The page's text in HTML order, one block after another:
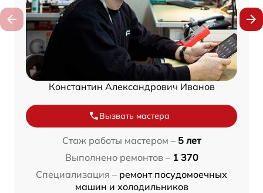
Константин Александрович Иванов
Вызвать мастера
Стаж работы мастером – 5 лет
Выполнено ремонтов – 1 370
Специализация – ремонт посудомоечных
машин и холодильников